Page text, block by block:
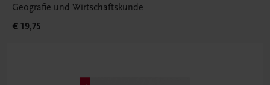
Geografie und Wirtschaftskunde
€ 19,75